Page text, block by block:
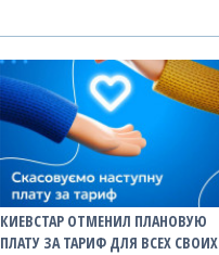
КИЕВСТАР ОТМЕНИЛ ПЛАНОВУЮ
ПЛАТУ ЗА ТАРИФ ДЛЯ ВСЕХ СВОИХ